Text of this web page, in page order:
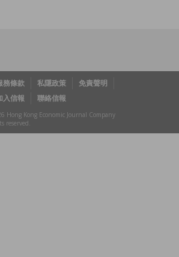
務條款 私隱政策
免責聲明
入信報 聯絡信報
Hong Kong Economic Journal Company
reserved.